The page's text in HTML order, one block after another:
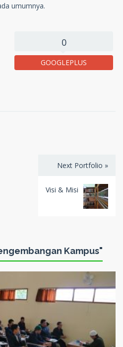
umumnya.
0
GOOGLEPLUS
Next Portfolio »
Visi & Misi
Kampus"